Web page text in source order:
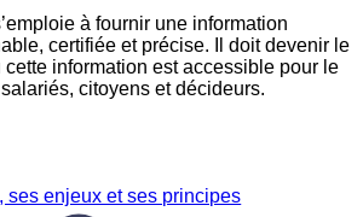
à fournir une information
certifiée et précise. Il doit devenir le
cette information est accessible pour le
citoyens et décideurs.
ses enjeux et ses principes